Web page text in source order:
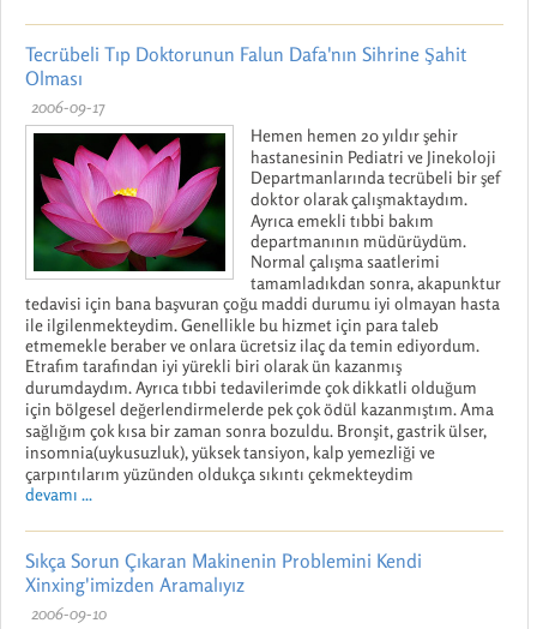
Tecrübeli Tıp Doktorunun Falun Dafa'nın Sihrine Şahit
Olması
2006-09-17
Hemen hemen 20 yıldır şehir
hastanesinin Pediatri ve Jinekoloji
Departmanlarında tecrübeli bir şef
doktor olarak çalışmaktaydım.
Ayrıca emekli tıbbi bakım
departmanının müdürüydüm.
Normal çalışma saatlerimi
tamamladıkdan sonra, akapunktur
tedavisi için bana başvuran çoğu maddi durumu iyi olmayan hasta
ile ilgilenmekteydim. Genellikle bu hizmet için para taleb
etmemekle beraber ve onlara ücretsiz ilaç da temin ediyordum.
Etrafım tarafından iyi yürekli biri olarak ün kazanmış
durumdaydım. Ayrıca tıbbi tedavilerimde çok dikkatli olduğum
için bölgesel değerlendirmelerde pek çok ödül kazanmıştım. Ama
sağlığım çok kısa bir zaman sonra bozuldu. Bronşit, gastrik ülser,
insomnia(uykusuzluk), yüksek tansiyon, kalp yemezliği ve
çarpıntılarım yüzünden oldukça sıkıntı çekmekteydim
devamı ...
Sıkça Sorun Çıkaran Makinenin Problemini Kendi
Xinxing'imizden Aramalıyız
2006-09-10